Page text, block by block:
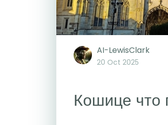
AI-LewisClark
20 Oct 2025
Кошице что